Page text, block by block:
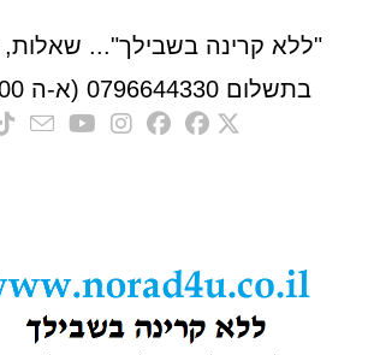
קרינה בשבילך"... שאלות, הדרכה
0796644330 (א-ה 09:00-12:00)